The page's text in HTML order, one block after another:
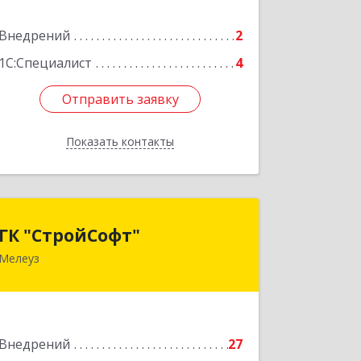
Внедрений
2
1С:Специалист
4
Отправить заявку
Показать контакты
Подробнее
Отправить заявку
Назад
ГК "СтройСофт"
Мелеуз
Внедрений
27
ГК "СтройСофт"
453852, Башкортостан Респ, Мелеуз г,